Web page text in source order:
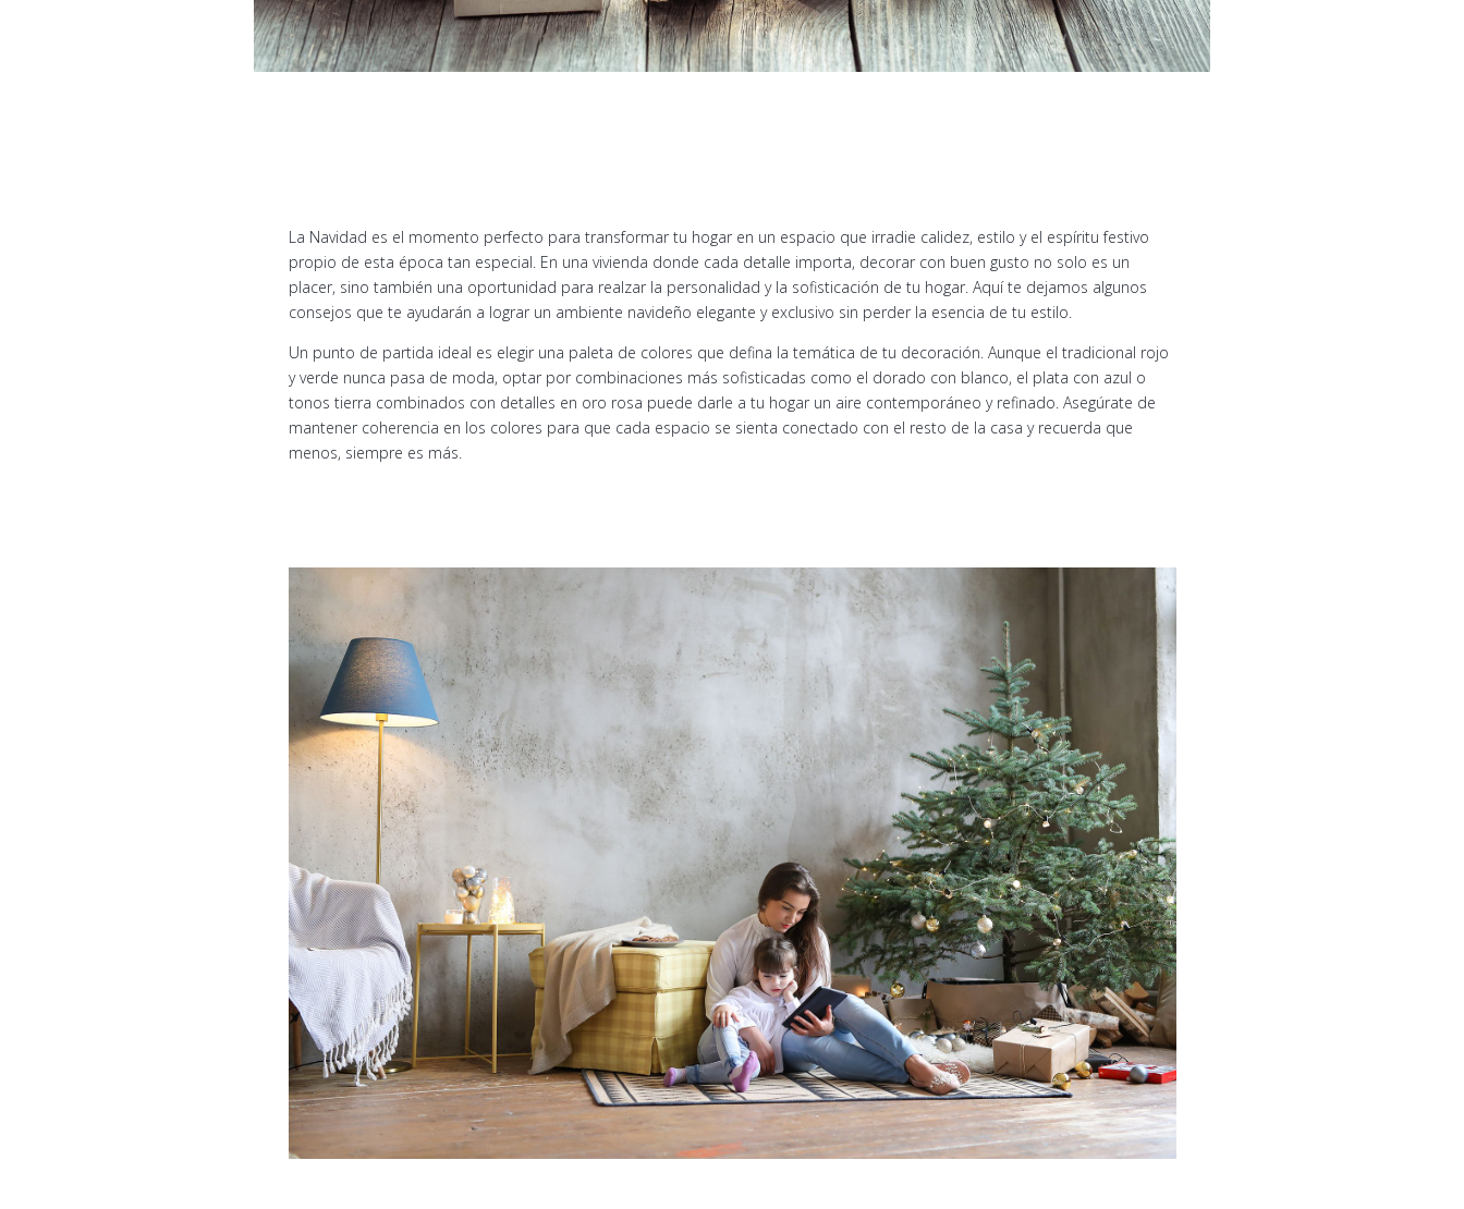
La Navidad es el momento perfecto para transformar tu hogar en un espacio que irradie calidez, estilo y el espíritu festivo
propio de esta época tan especial. En una vivienda donde cada detalle importa, decorar con buen gusto no solo es un
placer, sino también una oportunidad para realzar la personalidad y la sofisticación de tu hogar. Aquí te dejamos algunos
consejos que te ayudarán a lograr un ambiente navideño elegante y exclusivo sin perder la esencia de tu estilo.
Un punto de partida ideal es elegir una paleta de colores que defina la temática de tu decoración. Aunque el tradicional rojo
y verde nunca pasa de moda, optar por combinaciones más sofisticadas como el dorado con blanco, el plata con azul o
tonos tierra combinados con detalles en oro rosa puede darle a tu hogar un aire contemporáneo y refinado. Asegúrate de
mantener coherencia en los colores para que cada espacio se sienta conectado con el resto de la casa y recuerda que
menos, siempre es más.